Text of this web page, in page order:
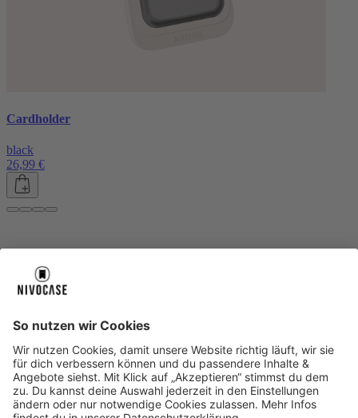
Cardholder
black
26,99 €
About NIVOCASE
Geschäftskunden
Zahlungsarten Versandinfos Alle Hilfe-Themen
Zufriedenheitsgarantie
Service
Service
AGB VERTRAG WIDERRUFEN Datenschutz
Ombudsmann